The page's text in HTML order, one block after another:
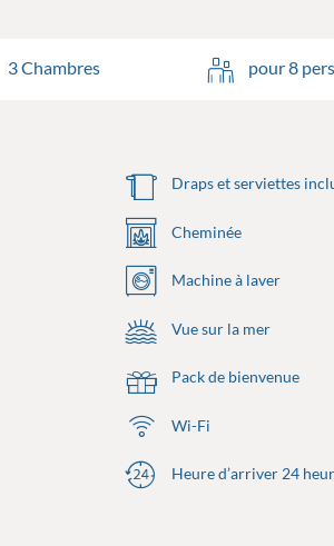
3 Chambres pour 8
Draps et serviettes
Cheminée
Machine à laver
Vue sur la mer
Pack de bienvenue
Wi-Fi
Heure d’arriver 24